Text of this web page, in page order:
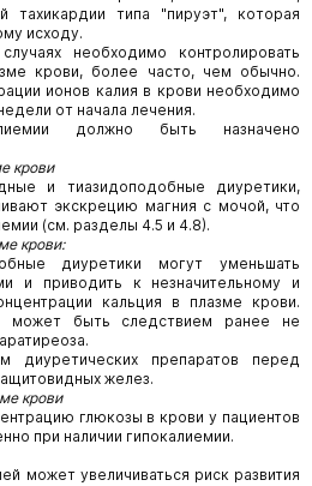
тахикардии типа "пируэт", которая
исходу.
необходимо контролировать
крови, более часто, чем обычно.
ионов калия в крови необходимо
от начала лечения.
должно быть назначено
крови
и тиазидоподобные диуретики,
экскрецию магния с мочой, что
(см. разделы 4.5 и 4.8).
крови:
диуретики могут уменьшать
и приводить к незначительному и
кальция в плазме крови.
может быть следствием ранее не
диуретических препаратов перед
желез.
крови
глюкозы в крови у пациентов
при наличии гипокалиемии.
может увеличиваться риск развития